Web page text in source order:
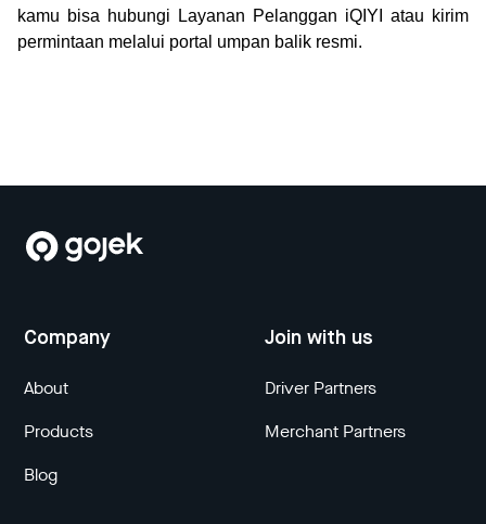
kamu bisa hubungi Layanan Pelanggan iQIYI atau kirim
permintaan melalui portal umpan balik resmi.
Company
About
Products
Blog
Join with us
Driver Partners
Merchant Partners